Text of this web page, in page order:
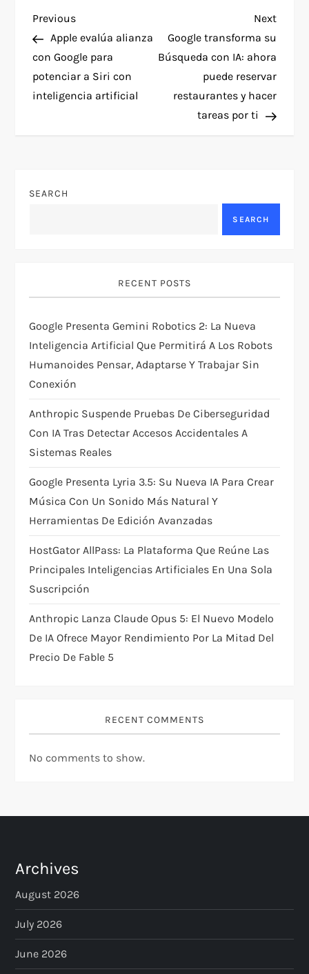
P
o
s
a
a
t
i
o
n
Previous
Post
Previous
Apple evalúa alianza
con Google para
potenciar a Siri con
inteligencia artificial
Next
Next
Google transforma su
Búsqueda con IA: ahora
puede reservar
restaurantes y hacer
tareas por ti
SEARCH
SEARCH
RECENT POSTS
Google Presenta Gemini Robotics 2: La Nueva
Inteligencia Artificial Que Permitirá A Los Robots
Humanoides Pensar, Adaptarse Y Trabajar Sin
Conexión
Anthropic Suspende Pruebas De Ciberseguridad
Con IA Tras Detectar Accesos Accidentales A
Sistemas Reales
Google Presenta Lyria 3.5: Su Nueva IA Para Crear
Música Con Un Sonido Más Natural Y
Herramientas De Edición Avanzadas
HostGator AllPass: La Plataforma Que Reúne Las
Principales Inteligencias Artificiales En Una Sola
Suscripción
Anthropic Lanza Claude Opus 5: El Nuevo Modelo
De IA Ofrece Mayor Rendimiento Por La Mitad Del
Precio De Fable 5
RECENT COMMENTS
No comments to show.
Archives
August 2026
July 2026
June 2026